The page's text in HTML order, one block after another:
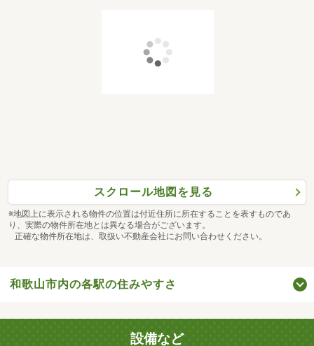
スクロール地図を見る
※地図上に表示される物件の位置は付近住所に所在することを表すものであ
り、実際の物件所在地とは異なる場合がございます。
正確な物件所在地は、取扱い不動産会社にお問い合わせください。
和歌山市内の各駅の住みやすさ
設備など